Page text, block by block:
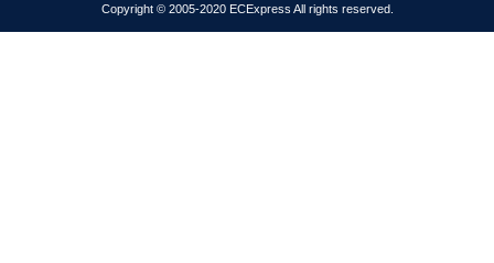
Copyright © 2005-2020 ECExpress All rights reserved.